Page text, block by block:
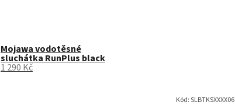
Mojawa vodotěsné
sluchátka RunPlus black
1 290 Kč
Kód:SLBTKSXXXX06